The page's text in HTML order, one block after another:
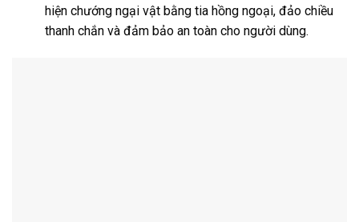
hiện chướng ngại vật bằng tia hồng ngoại, đảo chiều
thanh chắn và đảm bảo an toàn cho người dùng.